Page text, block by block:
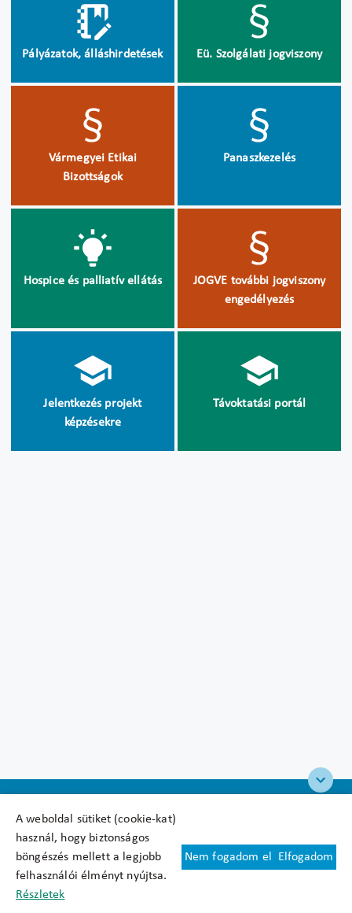
A weboldal sütiket (cookie-kat)
használ, hogy biztonságos
böngészés mellett a legjobb
felhasználói élményt nyújtsa.
Részletek
Nem fogadom el Elfogadom
Pályázatok, álláshirdetések Eü. Szolgálati jogviszony
Vármegyei Etikai
Bizottságok
Panaszkezelés
Hospice és palliatív ellátás
JOGVE további jogviszony
engedélyezés
Jelentkezés projekt
képzésekre
Távoktatási portál
Felhasználási feltételek